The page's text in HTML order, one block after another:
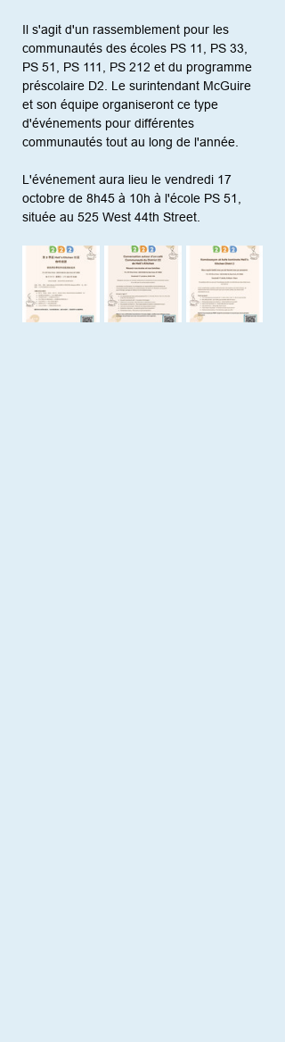
Il s'agit d'un rassemblement pour les
communautés des écoles PS 11, PS 33,
PS 51, PS 111, PS 212 et du programme
préscolaire D2. Le surintendant McGuire
et son équipe organiseront ce type
d'événements pour différentes
communautés tout au long de l'année.
L'événement aura lieu le vendredi 17
octobre de 8h45 à 10h à l'école PS 51,
située au 525 West 44th Street.